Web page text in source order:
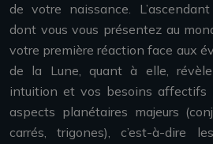
de votre naissance.
dont vous vous présentez au
votre première réaction face aux
de la Lune, quant à elle,
intuition et vos besoins affectifs
aspects planétaires majeurs
carrés, trigones), c’est-à-dire